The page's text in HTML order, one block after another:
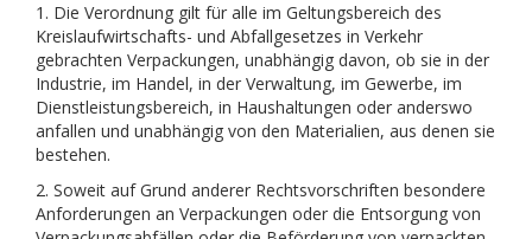
1. Die Verordnung gilt für alle im Geltungsbereich des
Kreislaufwirtschafts- und Abfallgesetzes in Verkehr
gebrachten Verpackungen, unabhängig davon, ob sie in der
Industrie, im Handel, in der Verwaltung, im Gewerbe, im
Dienstleistungsbereich, in Haushaltungen oder anderswo
anfallen und unabhängig von den Materialien, aus denen sie
bestehen.
2. Soweit auf Grund anderer Rechtsvorschriften besondere
Anforderungen an Verpackungen oder die Entsorgung von